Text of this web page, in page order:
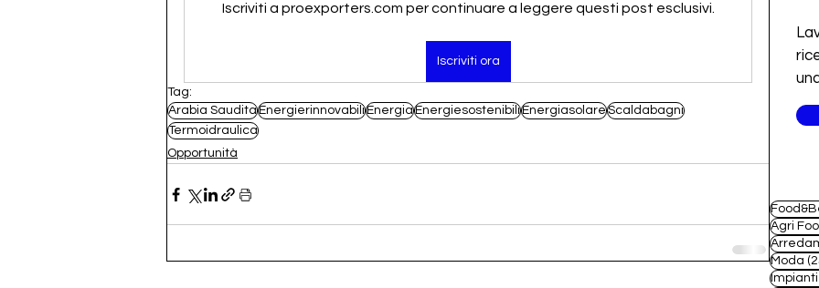
Iscriviti a proexporters.com per continuare a leggere questi post esclusivi.
Iscriviti ora
Tag:
Arabia SauditaEnergierinnovabiliEnergiaEnergiesostenibiliEnergiasolareScaldabagni
Termoidraulica
Opportunità
Agri
Moda
Impianti